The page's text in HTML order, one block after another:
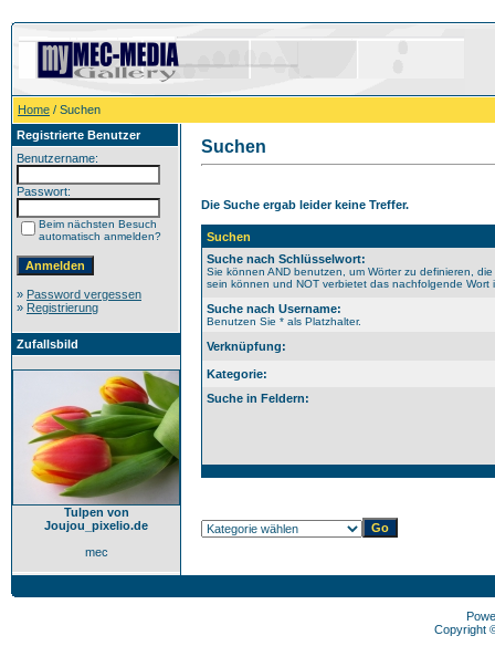
Home / Suchen
Registrierte Benutzer
Benutzername:
Passwort:
Beim nächsten Besuch
automatisch anmelden?
» Password vergessen
» Registrierung
Zufallsbild
Tulpen von
Joujou_pixelio.de
mec
Suchen
Die Suche ergab leider keine Treffer.
Suchen
Suche nach Schlüsselwort:
Sie können AND benutzen, um Wörter zu definieren,
sein können und NOT verbietet das nachfolgende Wort
Suche nach Username:
Benutzen Sie * als Platzhalter.
Verknüpfung:
Kategorie:
Suche in Feldern:
Copyright